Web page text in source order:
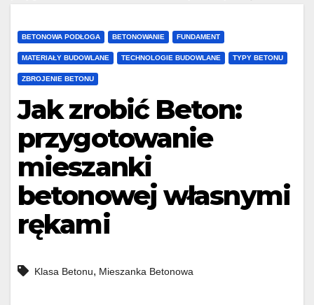
BETONOWA PODŁOGA BETONOWANIE FUNDAMENT
MATERIAŁY BUDOWLANE TECHNOLOGIE BUDOWLANE TYPY BETONU
ZBROJENIE BETONU
Jak zrobić Beton:
przygotowanie
mieszanki
betonowej własnymi
rękami
Klasa Betonu, Mieszanka Betonowa